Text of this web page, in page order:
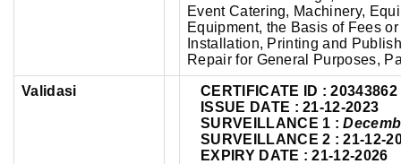
Event Catering, Machinery,
Equipment, the Basis of Fees
Installation, Printing and
Repair for General Purposes,
Validasi CERTIFICATE ID :20343862
ISSUE DATE : 21-12-2023
SURVEILLANCE 1 :
SURVEILLANCE 2 : 21-12-
EXPIRY DATE : 21-12-2026